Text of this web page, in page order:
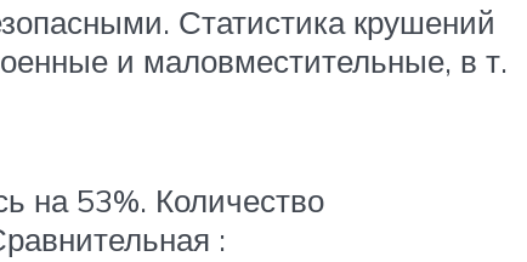
Статистика крушений
и маловместительные, в т.
на 53%. Количество
: